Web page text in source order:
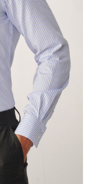
yang lebih
pembayaran
pesanan.
boleh sehingga
akan berdasarkan
daripada NT$20.
disediakan oleh NP
AFTEE
nama
penerima) untuk
Pengumpulan